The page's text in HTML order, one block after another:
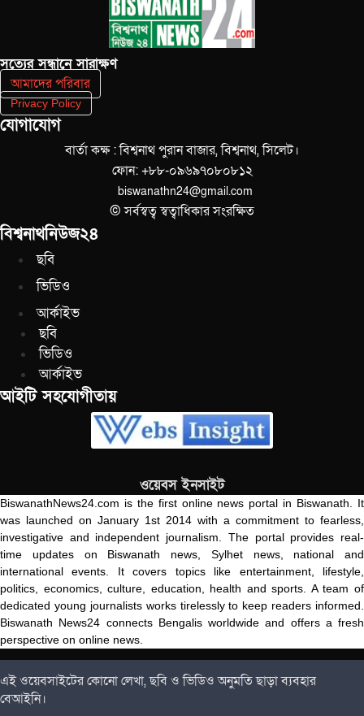
সত‌্যের সন্ধানে সারাক্ষণ
আমাদের পরিবার
Privacy Policy
যোগাযোগ
বার্তা কক্ষ : বিশ্বনাথ পুরান বাজার, বিশ্বনাথ, সিলেট।
ফোন: +৮৮-০৯৬৯৭০৮০৮১২
biswanathn24@gmail.com
© সর্বস্বত্ব স্বত্বাধিকার সংরক্ষিত
বিশ্বনাথনিউজ২৪
ছবি
ভিডিও
আর্কাইভ
ছবি
ভিডিও
আর্কাইভ
আইটি সহযোগীতায়
ওয়েবস ইনসাইট
BiswanathNews24.com is the first online news portal in Biswanath. It
was launched on January 1st 2014 with a commitment to fearless,
investigative and independent journalism. The portal provides real-
time updates on Biswanath news, Sylhet news, national and
international events. It covers topics like entertainment, lifestyle,
politics, economics, culture, education, health and sports. A team of
dedicated young journalists works tirelessly to keep readers informed.
Biswanath News24 connects Bengalis worldwide and offers a fresh
perspective on online news.
এই ওয়েবসাইটের কোনো লেখা, ছবি ও ভিডিও অনুমতি ছাড়া ব্যবহার
বেআইনি।